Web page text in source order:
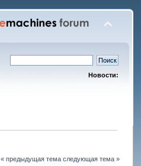
Новости:
« предыдущая тема следующая тема »